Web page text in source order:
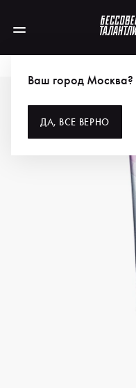
Ваш город Москва?
ДА, ВСЕ ВЕРНО